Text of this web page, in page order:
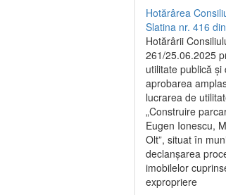
Hotărârea
Slatina nr. 416
Hotărârii
261/25.06.2025
utilitate publică
aprobarea
lucrarea de
„Construire
Eugen Ionescu,
Olt”, situat în
declanșarea
imobilelor
expropriere